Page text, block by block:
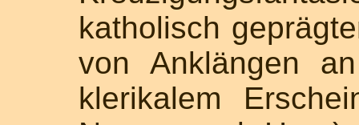
katholisch
von Anklängen
klerikalem